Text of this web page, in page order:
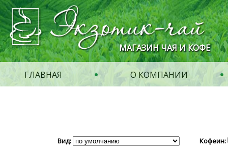
МАГАЗИН ЧАЯ И КОФЕ
ГЛАВНАЯ О КОМПАНИИ
Вид: Кофеин: